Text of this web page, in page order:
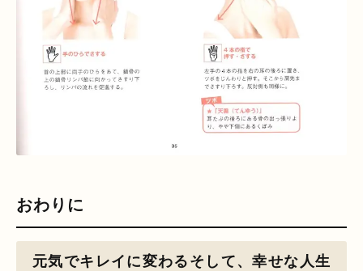
おわりに
元気でキレイに変わるそして、幸せな人生